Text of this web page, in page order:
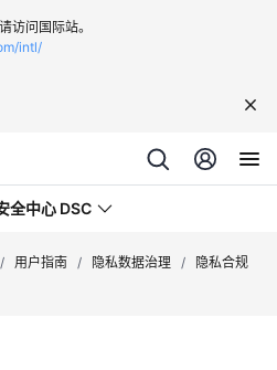
访问国际站。
intl/
全中心 DSC
/ 用户指南 / 隐私数据治理 /
隐私合规